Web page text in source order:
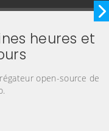
heures et
open-source de